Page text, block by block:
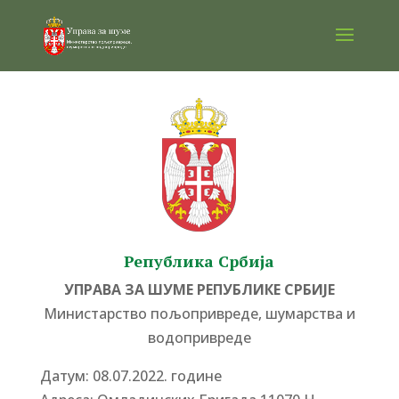
Република Србија
УПРАВА ЗА ШУМЕ РЕПУБЛИКЕ СРБИЈЕ
Министарство пољопривреде, шумарства и
водопривреде
Датум: 08.07.2022. године